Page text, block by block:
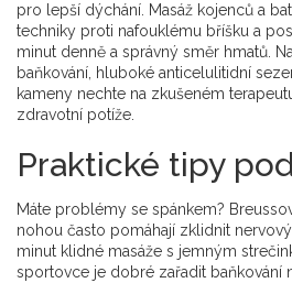
pro lepší dýchání. Masáž kojenců a
techniky proti nafouklému bříšku a
minut denně a správný směr hmatů.
baňkování, hluboké anticelulitidní
kameny nechte na zkušeném
zdravotní potíže.
Praktické tipy
Máte problémy se spánkem?
nohou často pomáhají zklidnit
minut klidné masáže s jemným
sportovce je dobré zařadit baňkování